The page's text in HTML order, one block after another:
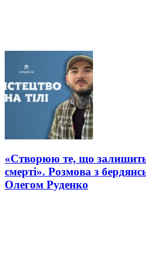
«Створюю те, що
смерті». Розмова з
Олегом Руденко